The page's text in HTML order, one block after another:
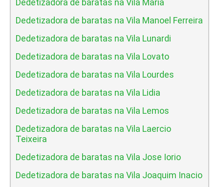
Dedetizadora de baratas na Vila Manoel Ferreira
Dedetizadora de baratas na Vila Lunardi
Dedetizadora de baratas na Vila Lovato
Dedetizadora de baratas na Vila Lourdes
Dedetizadora de baratas na Vila Lidia
Dedetizadora de baratas na Vila Lemos
Dedetizadora de baratas na Vila Laercio
Teixeira
Dedetizadora de baratas na Vila Jose Iorio
Dedetizadora de baratas na Vila Joaquim Inacio